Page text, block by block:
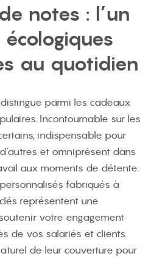
notes : l’un
au quotidien
parmi les cadeaux
Incontournable sur les
indispensable pour
et omniprésent dans
aux moments de détente.
fabriqués à
représentent une
votre engagement
de vos salariés et clients.
de leur couverture pour